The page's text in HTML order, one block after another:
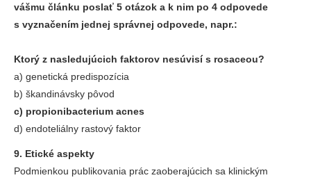
vášmu článku poslať 5 otázok a k nim po 4 odpovede
s vyznačením jednej správnej odpovede, napr.:
Ktorý z nasledujúcich faktorov nesúvisí s rosaceou?
a) genetická predispozícia
b) škandinávsky pôvod
c) propionibacterium acnes
d) endoteliálny rastový faktor
9. Etické aspekty
Podmienkou publikovania prác zaoberajúcich sa klinickým